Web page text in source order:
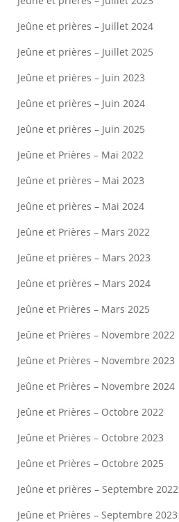
Jeûne et prières – Juillet 2024
Jeûne et prières – Juillet 2025
Jeûne et prières – Juin 2023
Jeûne et prières – Juin 2024
Jeûne et prières – Juin 2025
Jeûne et Prières – Mai 2022
Jeûne et prières – Mai 2023
Jeûne et prières – Mai 2024
Jeûne et Prières – Mars 2022
Jeûne et prières – Mars 2023
Jeûne et prières – Mars 2024
Jeûne et Prières – Mars 2025
Jeûne et Prières – Novembre 2022
Jeûne et Prières – Novembre 2023
Jeûne et Prières – Novembre 2024
Jeûne et Prières – Octobre 2022
Jeûne et Prières – Octobre 2023
Jeûne et Prières – Octobre 2025
Jeûne et prières – Septembre 2022
Jeûne et Prières – Septembre 2023